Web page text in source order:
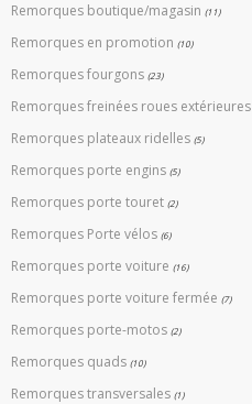
Remorques boutique/magasin (11)
Remorques en promotion (10)
Remorques fourgons (23)
Remorques freinées roues extérieures
Remorques plateaux ridelles (5)
Remorques porte engins (5)
Remorques porte touret (2)
Remorques Porte vélos (6)
Remorques porte voiture (16)
Remorques porte voiture fermée (7)
Remorques porte-motos (2)
Remorques quads (10)
Remorques transversales (1)